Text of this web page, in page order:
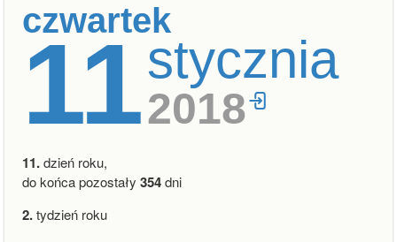
czwartek
11stycznia
2018
11.dzień roku,
do końca pozostały 354dni
2.tydzień roku